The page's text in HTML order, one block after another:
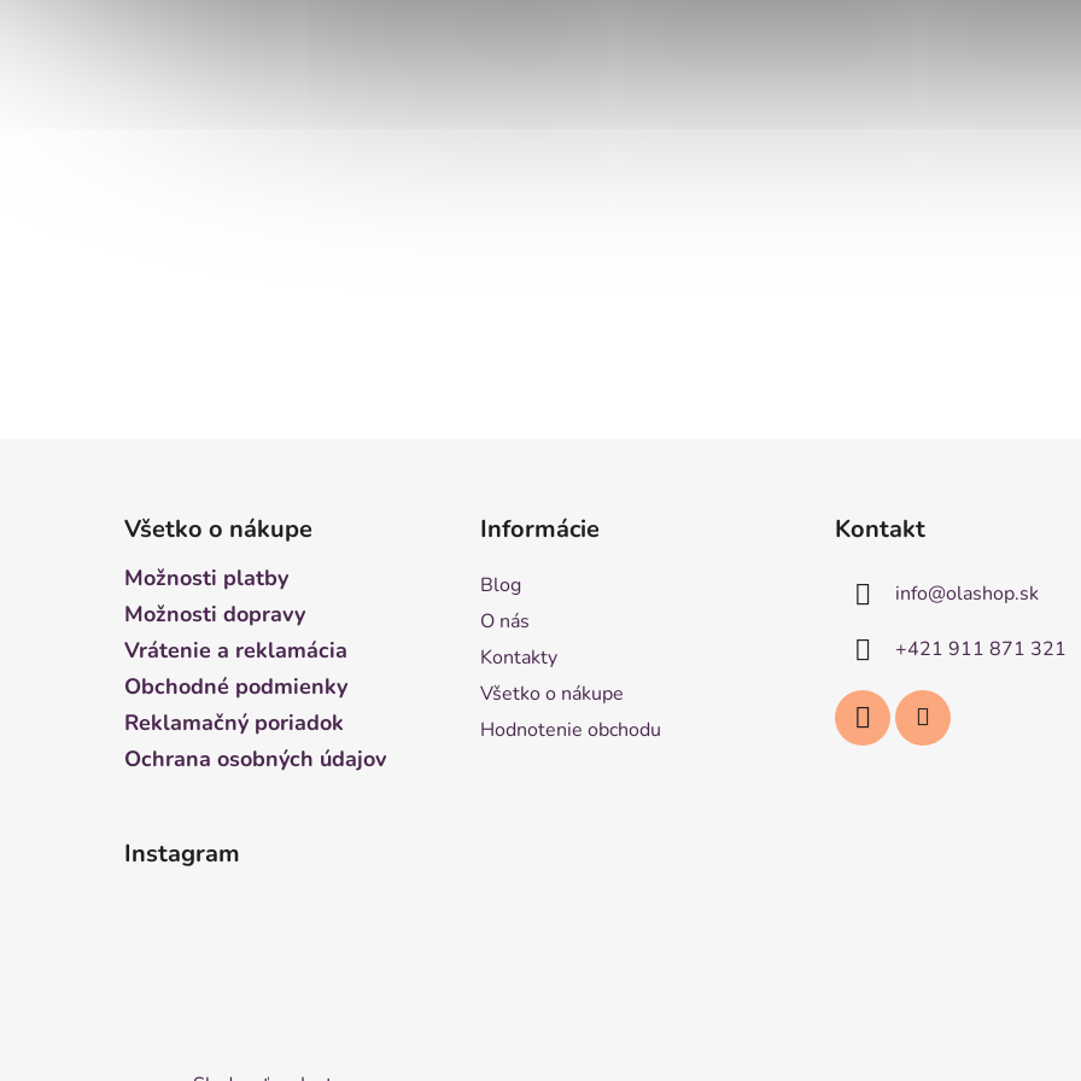
Všetko o nákupe
Možnosti platby
Možnosti dopravy
Vrátenie a reklamácia
Obchodné podmienky
Reklamačný poriadok
Ochrana osobných údajov
Informácie
Blog
O nás
Kontakty
Všetko o nákupe
Hodnotenie obchodu
Kontakt
info@olashop.sk
+421 911 871 321
Instagram